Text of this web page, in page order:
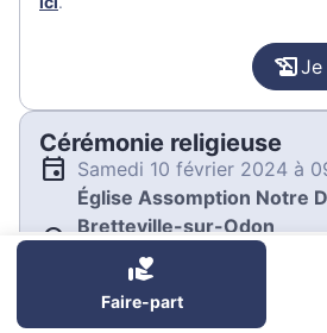
Faire-part
Je
Cérémonie religieuse
samedi 10 février 2024 à
Église Assomption Notre
Bretteville-sur-Odon
Place de l'Église
14760 Bretteville-sur-Odon